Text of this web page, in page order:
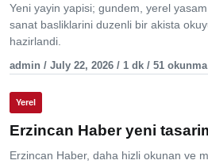
Yeni yayin yapisi; gundem, yerel
sanat basliklarini duzenli bir akista
hazirlandi.
admin / July 22, 2026 / 1 dk / 51
Yerel
Erzincan Haber yeni
Erzincan Haber, daha hizli okunan ve